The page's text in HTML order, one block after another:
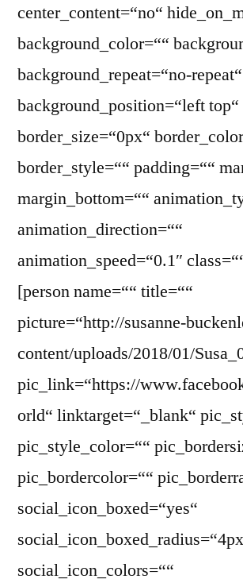
center_content=“no“
background_color=““
background_repeat=“no-repeat“
background_position=“left top“
border_size=“0px“
border_style=““ padding=““
margin_bottom=““
animation_direction=““
animation_speed=“0.1″
[person name=““ title=““
picture=“http://susanne-
content/uploads/2018/01/
pic_link=“https://
orld“ linktarget=“_blank“
pic_style_color=““
pic_bordercolor=““
social_icon_boxed=“yes“
social_icon_colors=““